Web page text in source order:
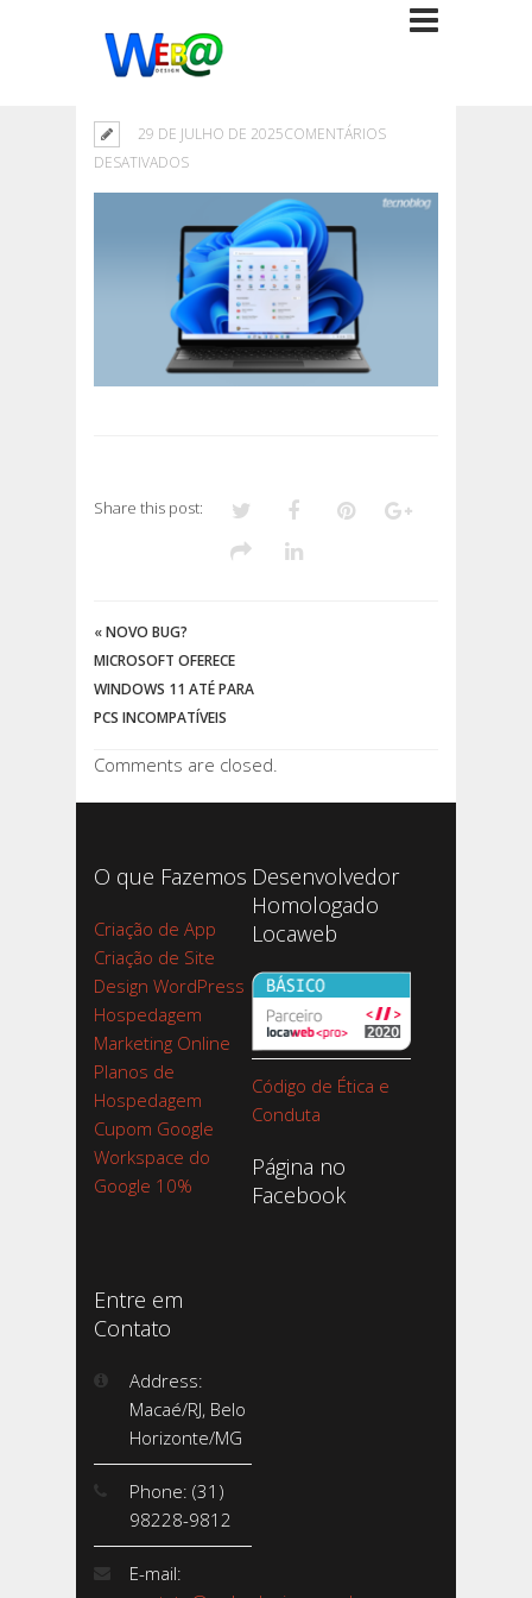
29 DE JULHO DE 2025COMENTÁRIOS
DESATIVADOSEM
Share this post:
«NOVO BUG?
MICROSOFT OFERECE
WINDOWS 11 ATÉ PARA
PCS INCOMPATÍVEIS
Comments are closed.
O que Fazemos
Criação de App
Criação de Site
Design WordPress
Hospedagem
Marketing Online
Planos de
Hospedagem
Cupom Google
Workspace do
Google 10%
Desenvolvedor
Homologado
Locaweb
Código de Ética e
Conduta
Página no
Facebook
Entre em
Contato
Address:
Macaé/RJ, Belo
Horizonte/MG
Phone: (31)
98228-9812
E-mail: